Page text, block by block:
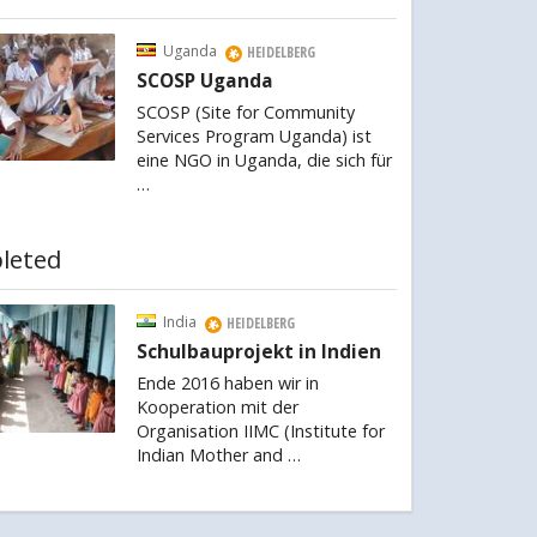
Uganda HEIDELBERG
SCOSP Uganda
SCOSP (Site for Community
Services Program Uganda) ist
eine NGO in Uganda, die sich für
…
India HEIDELBERG
Schulbauprojekt in Indien
Ende 2016 haben wir in
Kooperation mit der
Organisation IIMC (Institute for
Indian Mother and …